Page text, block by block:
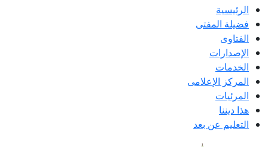
الرئيسية
فضيلة المفتى
الفتاوى
الإصدارات
الخدمات
المركز الإعلامى
المرئيات
هذا ديننا
التعليم عن بعد